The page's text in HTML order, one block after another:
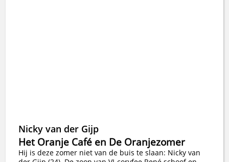
Nicky van der Gijp
Het Oranje Café en De Oranjezomer
Hij is deze zomer niet van de buis te slaan: Nicky van